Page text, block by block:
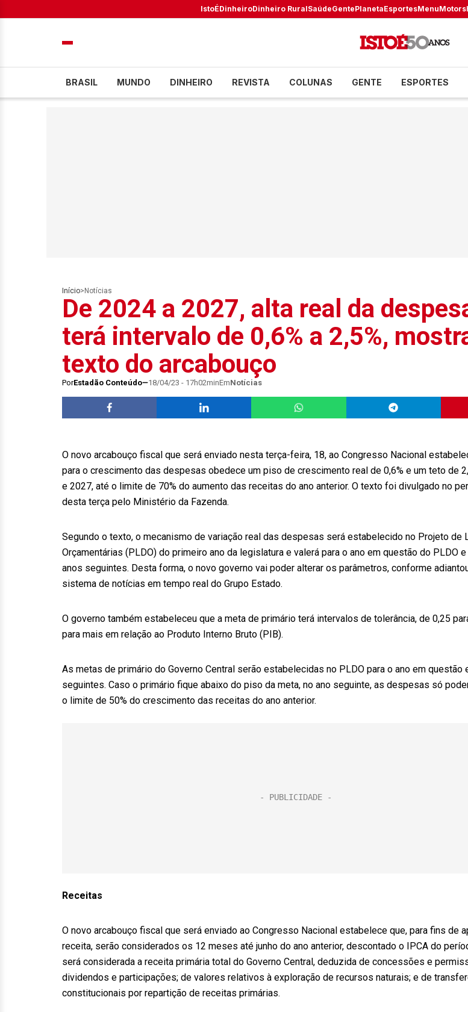
IstoÉDinheiroDinheiro RuralSaúdeGentePlanetaEsportesMenu
BRASIL MUNDO DINHEIRO REVISTA COLUNAS GENTE ESPORTES
Início> Notícias
De 2024 a 2027, alta real da
terá intervalo de 0,6% a 2,5%,
texto do arcabouço
PorEstadão Conteúdo 18/04/23 - 17h02minEmNotícias
O novo arcabouço fiscal que será enviado nesta terça-feira, 18, ao Congresso Nacional
para o crescimento das despesas obedece um piso de crescimento real de 0,6% e um teto de
e 2027, até o limite de 70% do aumento das receitas do ano anterior. O texto foi divulgado no
desta terça pelo Ministério da Fazenda.
Segundo o texto, o mecanismo de variação real das despesas será estabelecido no Projeto de
Orçamentárias (PLDO) do primeiro ano da legislatura e valerá para o ano em questão do PLDO
anos seguintes. Desta forma, o novo governo vai poder alterar os parâmetros, conforme
sistema de notícias em tempo real do Grupo Estado.
O governo também estabeleceu que a meta de primário terá intervalos de tolerância, de 0,25
para mais em relação ao Produto Interno Bruto (PIB).
As metas de primário do Governo Central serão estabelecidas no PLDO para o ano em questão
seguintes. Caso o primário fique abaixo do piso da meta, no ano seguinte, as despesas só
o limite de 50% do crescimento das receitas do ano anterior.
Receitas
O novo arcabouço fiscal que será enviado ao Congresso Nacional estabelece que, para fins de
receita, serão considerados os 12 meses até junho do ano anterior, descontado o IPCA do
será considerada a receita primária total do Governo Central, deduzida de concessões e
dividendos e participações; de valores relativos à exploração de recursos naturais; e de
constitucionais por repartição de receitas primárias.